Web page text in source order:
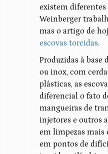
existem diferentes
Weinberger
mas o artigo de
escovas torcidas.
Produzidas à base
ou inox, com
plásticas, as
diferencial o fato
mangueiras de
injetores e outros
em limpezas mais
em pontos de